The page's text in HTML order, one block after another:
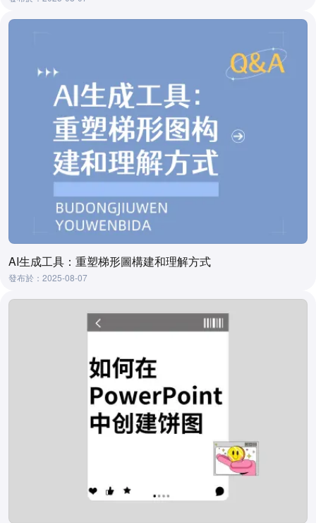
AI生成工具：重塑梯形圖構建和理解方式
發布於：2025-08-07